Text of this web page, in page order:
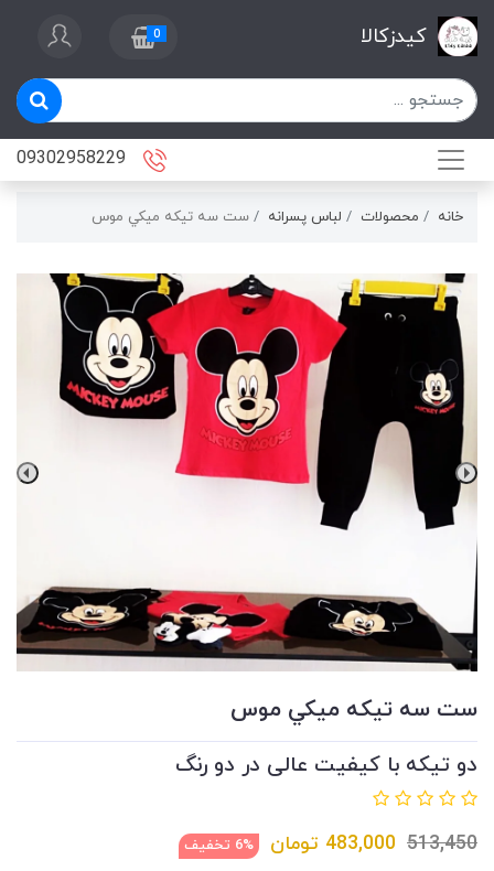
کیدزکالا 0
خانه محصولات لباس پسرانه ست سه تيكه ميكي موس
ست سه تيكه ميكي موس
دو تیکه با کیفیت عالی در دو رنگ
513,450
483,000 تومان 6% تخفیف